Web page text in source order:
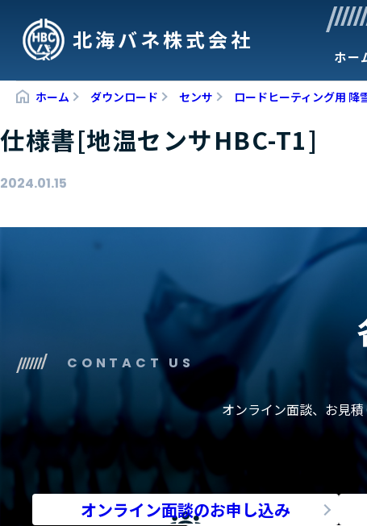
北海バネ株式会社
ホー
ホーム ダウンロード センサ ロードヒーティング用 降
仕様書[地温センサHBC-T1]
2024.01.15
CONTACT US
オンライン面談、お見
オンライン面談のお申し込み